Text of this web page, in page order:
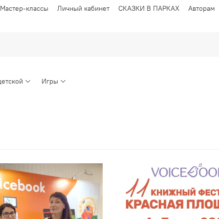
Мастер-классы Личный кабинет СКАЗКИ В ПАРКАХ Авторам
Игры